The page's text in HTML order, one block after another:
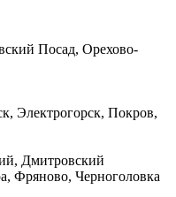
Посад, Орехово-
Электрогорск, Покров,
Дмитровский
Фряново, Черноголовка